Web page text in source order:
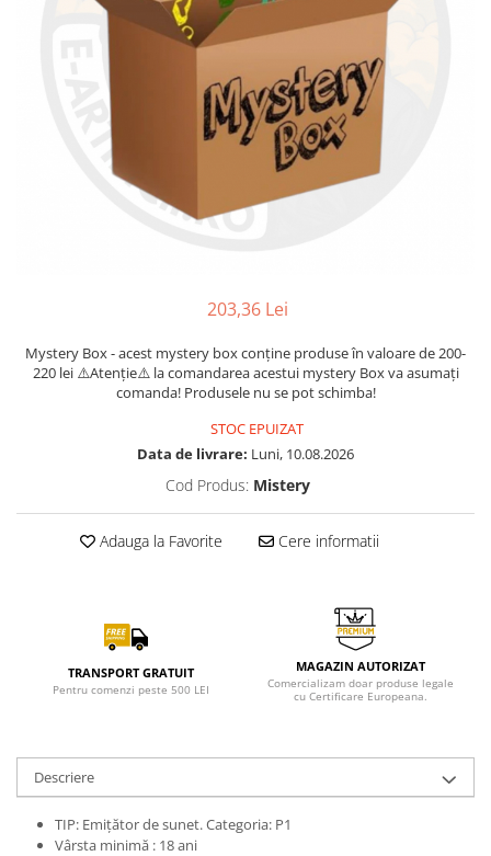
203,36 Lei
Mystery Box - acest mystery box conține produse în valoare de 200-
220 lei ⚠️Atenție⚠️ la comandarea acestui mystery Box va asumați
comanda! Produsele nu se pot schimba!
STOC EPUIZAT
Data de livrare: Luni, 10.08.2026
Cod Produs: Mistery
Adauga la Favorite Cere informatii
TRANSPORT GRATUIT
Pentru comenzi peste 500 LEI
MAGAZIN AUTORIZAT
Comercializam doar produse legale
cu Certificare Europeana.
Descriere
TIP: Emițător de sunet. Categoria: P1
Vârsta minimă : 18 ani